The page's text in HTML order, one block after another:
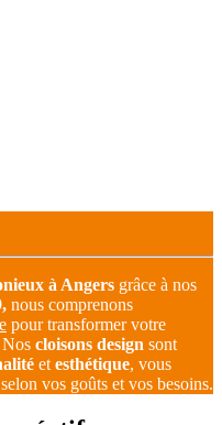
à Angers grâce à nos
nous comprenons
pour transformer votre
Nos cloisons design sont
et esthétique, vous
selon vos goûts et vos besoins.